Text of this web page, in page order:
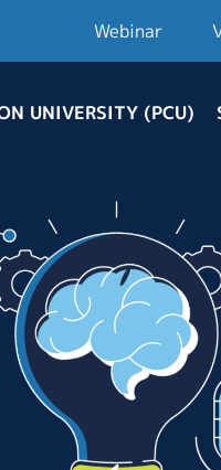
Webinar
UNIVERSITY (PCU)